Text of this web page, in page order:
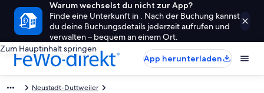
Warum wechselst du nicht zur App?
Finde eine Unterkunft in . Nach der Buchung kannst
du deine Buchungsdetails jederzeit aufrufen und
verwalten – bequem an einem Ort.
Zum Hauptinhalt springen
App herunterladen
Neustadt-Duttweiler